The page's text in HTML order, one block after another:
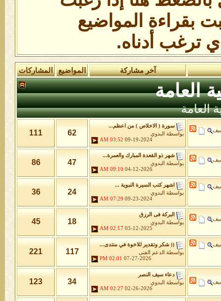
بقراءة المواضيع
ترغب أدناه.
آخر مشاركة المواضيع المشاركات
العامة
العامة
سورة ( الاخلاص ) من اعظم...
بواسطة
البدوي
09-19-2024
03:52 AM
62
111
شهر ذو القعدة المبارك والعمرة...
بواسطة
البدوي
04-12-2026
09:10 AM
47
86
اشهر كتب السيرة النبوية ...
بواسطة
البدوي
09-23-2024
07:29 AM
24
36
البركة فى الرزق
بواسطة
البدوي
03-12-2025
02:17 AM
18
45
(( شكر وتقدير للاخوة في منتدى...
بواسطة
الدعم الفنى
07-27-2026
02:01 PM
117
221
دعاء سيف النصر
بواسطة
البدوي
02-26-2026
02:27 AM
34
123